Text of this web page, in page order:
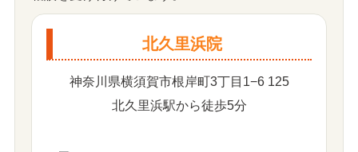
北久里浜院
神奈川県横須賀市根岸町3丁目1−6 125
北久里浜駅から徒歩5分